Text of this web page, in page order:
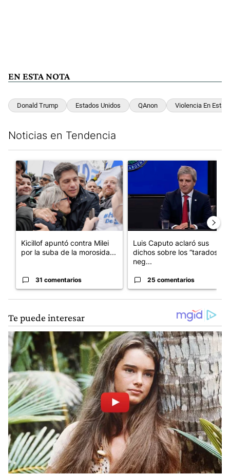
EN ESTA NOTA
Donald Trump Estados Unidos QAnon Violencia En
Noticias en Tendencia
Un artículo de tendencia con el título "Kicillof apuntó contra
Kicillof apuntó contra Milei
por la suba de la morosida...
31 comentarios
Un artículo de tendencia con
Luis Caputo aclaró sus
dichos sobre los “tarados” y
neg...
25 comentarios